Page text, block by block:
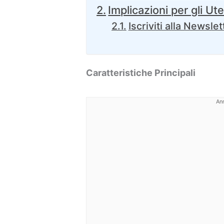
Implicazioni per gli
Iscriviti alla
Caratteristiche Principali